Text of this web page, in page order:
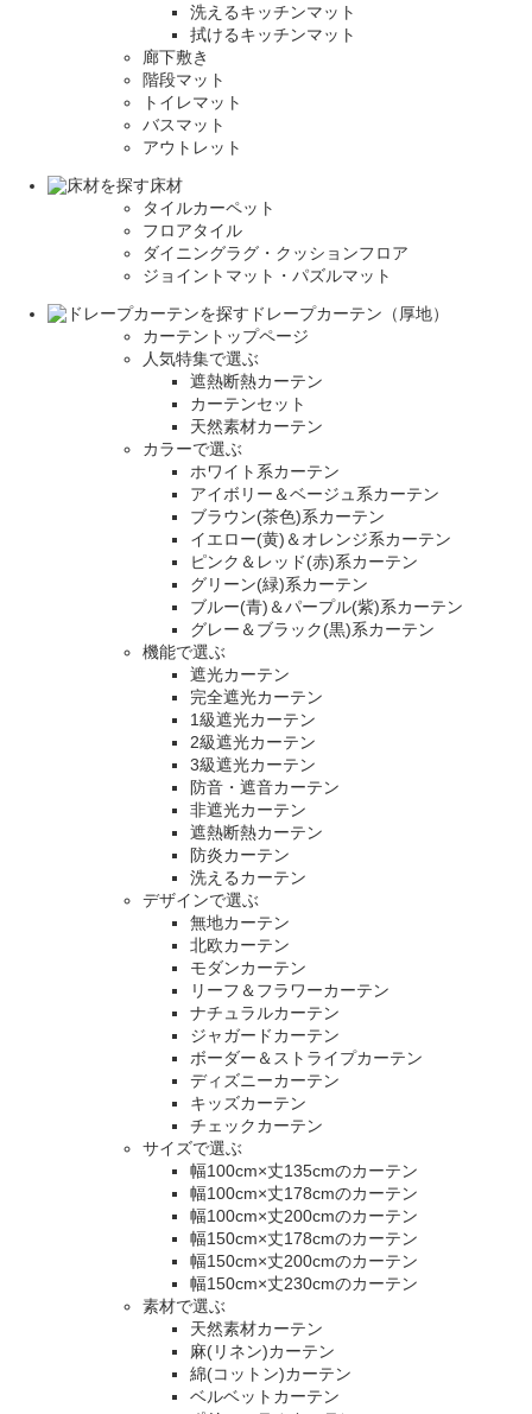
洗えるキッチンマット
拭けるキッチンマット
廊下敷き
階段マット
トイレマット
バスマット
アウトレット
床材
タイルカーペット
フロアタイル
ダイニングラグ・クッションフロア
ジョイントマット・パズルマット
ドレープカーテン（厚地）
カーテントップページ
人気特集で選ぶ
遮熱断熱カーテン
カーテンセット
天然素材カーテン
カラーで選ぶ
ホワイト系カーテン
アイボリー＆ベージュ系カーテン
ブラウン(茶色)系カーテン
イエロー(黄)＆オレンジ系カーテン
ピンク＆レッド(赤)系カーテン
グリーン(緑)系カーテン
ブルー(青)＆パープル(紫)系カーテン
グレー＆ブラック(黒)系カーテン
機能で選ぶ
遮光カーテン
完全遮光カーテン
1級遮光カーテン
2級遮光カーテン
3級遮光カーテン
防音・遮音カーテン
非遮光カーテン
遮熱断熱カーテン
防炎カーテン
洗えるカーテン
デザインで選ぶ
無地カーテン
北欧カーテン
モダンカーテン
リーフ＆フラワーカーテン
ナチュラルカーテン
ジャガードカーテン
ボーダー＆ストライプカーテン
ディズニーカーテン
キッズカーテン
チェックカーテン
サイズで選ぶ
幅100cm×丈135cmのカーテン
幅100cm×丈178cmのカーテン
幅100cm×丈200cmのカーテン
幅150cm×丈178cmのカーテン
幅150cm×丈200cmのカーテン
幅150cm×丈230cmのカーテン
素材で選ぶ
天然素材カーテン
麻(リネン)カーテン
綿(コットン)カーテン
ベルベットカーテン